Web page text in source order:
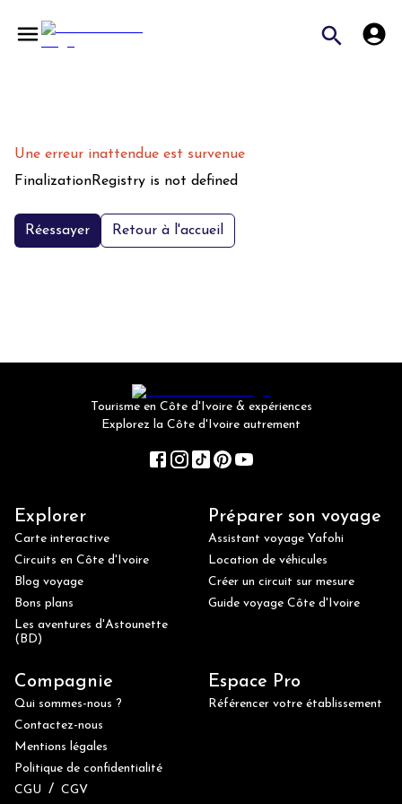
Une erreur inattendue est survenue
FinalizationRegistry is not defined
Réessayer Retour à l'accueil
Tourisme en Côte d'Ivoire & expériences
Explorez la Côte d'Ivoire autrement
Explorer
Carte interactive
Circuits en Côte d'Ivoire
Blog voyage
Bons plans
Les aventures d'Astounette
(BD)
Préparer son voyage
Assistant voyage Yafohi
Location de véhicules
Créer un circuit sur mesure
Guide voyage Côte d'Ivoire
Compagnie
Qui sommes-nous ?
Contactez-nous
Mentions légales
Politique de confidentialité
CGU / CGV
Espace Pro
Référencer votre établissement